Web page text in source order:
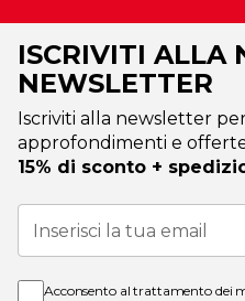
ISCRIVITI ALLA
NEWSLETTER
Iscriviti alla newsletter
approfondimenti e
15% di sconto +
Iscriviti
alla
nostra
Acconsento al trattamento dei